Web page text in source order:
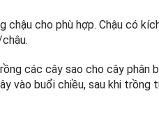
chậu cho phù hợp. Chậu có
các cây sao cho cây phân
vào buổi chiều, sau khi trồng